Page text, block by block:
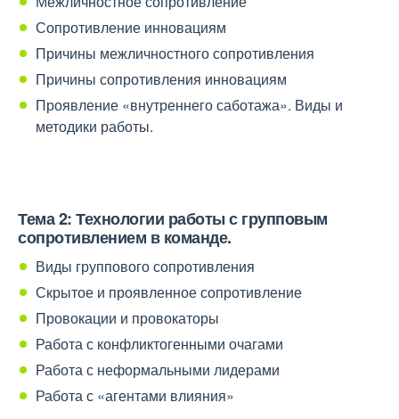
Сопротивление инновациям
Причины межличностного сопротивления
Причины сопротивления инновациям
Проявление «внутреннего саботажа». Виды и
методики работы.
Тема 2: Технологии работы с групповым
сопротивлением в команде.
Виды группового сопротивления
Скрытое и проявленное сопротивление
Провокации и провокаторы
Работа с конфликтогенными очагами
Работа с неформальными лидерами
Работа с «агентами влияния»